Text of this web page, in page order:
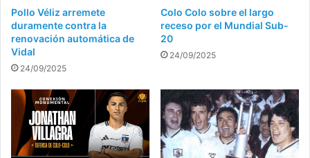
Pollo Véliz arremete
duramente contra la
renovación automática de
Vidal
24/09/2025
Colo Colo sobre el largo
receso por el Mundial Sub-
20
24/09/2025